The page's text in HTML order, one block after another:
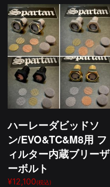
ハーレーダビッドソ
ン/EVO&TC&M8用 フ
ィルター内蔵ブリーザ
ーボルト
¥12,100(税込)